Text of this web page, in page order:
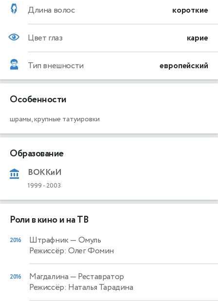
Длина волос короткие
Цвет глаз карие
Тип внешности европейский
Особенности
шрамы,крупные татуировки
Образование
ВОККиИ
1999 - 2003
Роли в кино и на ТВ
2016 Штрафник— Омуль
Режиссёр: Олег Фомин
2016 Магдалина — Реставратор
Режиссёр: Наталья Тарадина